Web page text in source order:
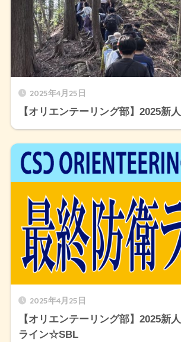
2025年4月25日
【オリエンテーリング部】2025新
2025年4月25日
【オリエンテーリング部】2025新
ライン☆SBL